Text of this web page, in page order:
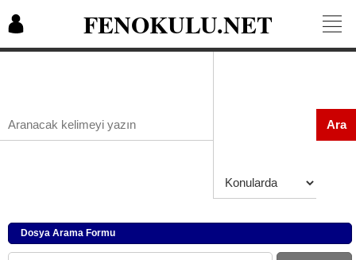
FENOKULU.NET
Ara
Dosya Arama Formu